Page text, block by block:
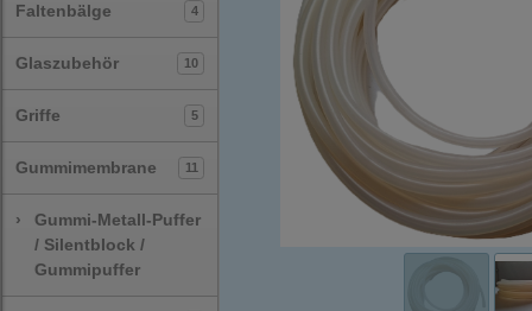
Faltenbälge 4
Glaszubehör 10
Griffe 5
Gummimembrane 11
›
Gummi-Metall-Puffer
/ Silentblock /
Gummipuffer